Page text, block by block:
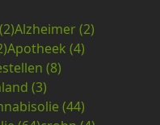
(2)Alzheimer(2)
Apotheek (4)
(8)
(3)
(44)